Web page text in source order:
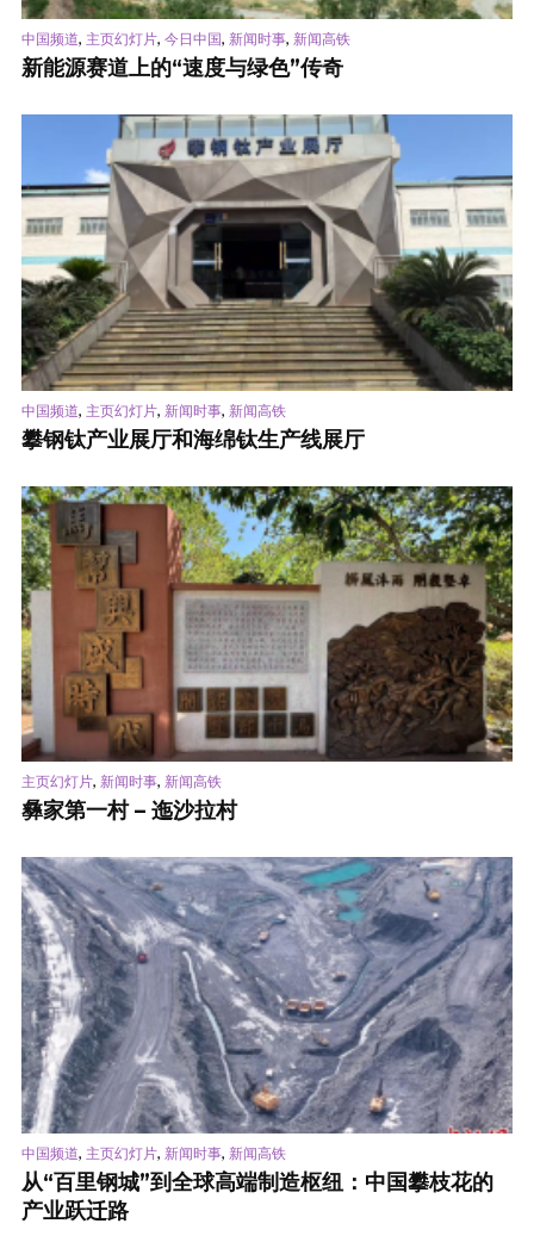
中国频道, 主页幻灯片, 今日中国, 新闻时事, 新闻高铁
新能源赛道上的“速度与绿色”传奇
中国频道, 主页幻灯片, 新闻时事, 新闻高铁
攀钢钛产业展厅和海绵钛生产线展厅
主页幻灯片, 新闻时事, 新闻高铁
彝家第一村 – 迤沙拉村
中国频道, 主页幻灯片, 新闻时事, 新闻高铁
从“百里钢城”到全球高端制造枢纽：中国攀枝花的
产业跃迁路